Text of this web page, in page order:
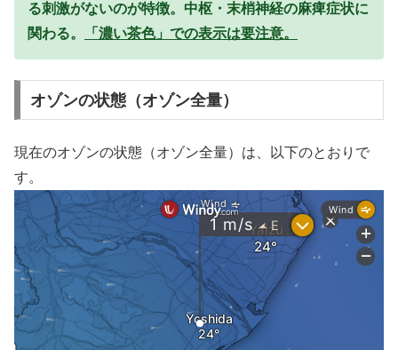
る刺激がないのが特徴。中枢・末梢神経の麻痺症状に
関わる。
「濃い茶色」での表示は要注意。
オゾンの状態（オゾン全量）
現在のオゾンの状態（オゾン全量）は、以下のとおりで
す。